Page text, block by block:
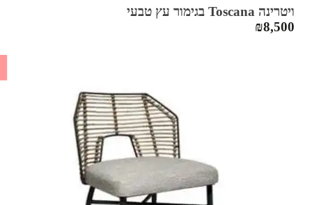
ויטרינה Toscana בגימור עץ טבעי
₪8,500